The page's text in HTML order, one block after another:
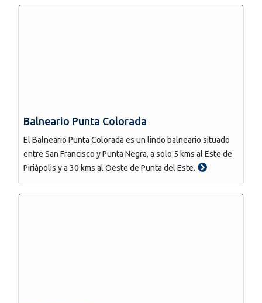
Balneario Punta Colorada
El Balneario Punta Colorada es un lindo balneario situado
entre San Francisco y Punta Negra, a solo 5 kms al Este de
Piriápolis y a 30 kms al Oeste de Punta del Este.